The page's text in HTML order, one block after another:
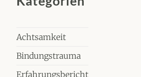
Achtsamkeit
Bindungstrauma
Erfahrungsbericht